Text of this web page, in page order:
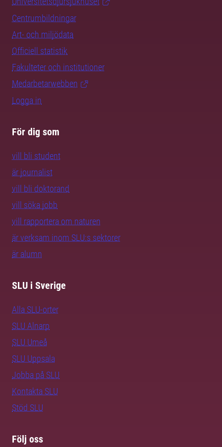
Centrumbildningar
Art- och miljödata
Officiell statistik
Fakulteter och institutioner
Medarbetarwebben
Logga in
För dig som
vill bli student
är journalist
vill bli doktorand
vill söka jobb
vill rapportera om naturen
är verksam inom SLU:s sektorer
är alumn
SLU i Sverige
Alla SLU-orter
SLU Alnarp
SLU Umeå
SLU Uppsala
Jobba på SLU
Kontakta SLU
Stöd SLU
Följ oss